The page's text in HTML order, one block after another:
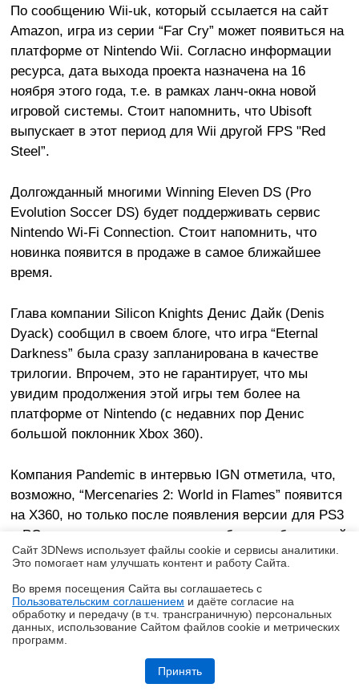
Обзор блока питания Chieftec Stealth (SPX-1000-FC)
По сообщению Wii-uk, который ссылается на сайт
Amazon, игра из серии “Far Cry” может появиться на
платформе от Nintendo Wii. Согласно информации
ресурса, дата выхода проекта назначена на 16
ноября этого года, т.е. в рамках ланч-окна новой
игровой системы. Стоит напомнить, что Ubisoft
выпускает в этот период для Wii другой FPS "Red
Steel”.
Долгожданный многими Winning Eleven DS (Pro
Evolution Soccer DS) будет поддерживать сервис
Nintendo Wi-Fi Connection. Стоит напомнить, что
новинка появится в продаже в самое ближайшее
время.
Глава компании Silicon Knights Денис Дайк (Denis
Dyack) сообщил в своем блоге, что игра “Eternal
Darkness” была сразу запланирована в качестве
трилогии. Впрочем, это не гарантирует, что мы
увидим продолжения этой игры тем более на
платформе от Nintendo (с недавних пор Денис
большой поклонник Xbox 360).
Компания Pandemic в интервью IGN отметила, что,
возможно, “Mercenaries 2: World in Flames” появится
на X360, но только после появления версии для PS3
и PC, а так же тогда, когда у игры будет собственный
издатель. Пока у компании есть только киты для PS3
консольной платформы. Остается подождать пару
месяцев до официального анонса.
Компания Capcom планирует показать
многопользовательский режим долгожданного
Сайт 3DNews использует файлы cookie и сервисы аналитики.
Это помогает нам улучшать контент и работу Cайта.
Во время посещения Cайта вы соглашаетесь с
Пользовательским соглашением и даёте согласие на
обработку и передачу (в т.ч. трансграничную) персональных
данных, использование Cайтом файлов cookie и метрических
программ.
Принять